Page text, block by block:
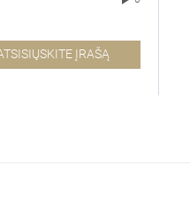
ĮRAŠĄ